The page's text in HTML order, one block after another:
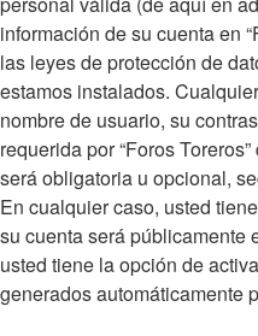
información de su cuenta en
las leyes de protección de
estamos instalados.
nombre de usuario, su
requerida por “Foros
será obligatoria u opcional,
En cualquier caso, usted
su cuenta será públicamente
usted tiene la opción de
generados automáticamente